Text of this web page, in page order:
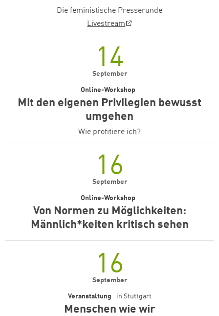
Die feministische Presserunde
Livestream
14
September
Mit den eigenen Privilegien bewusst
umgehen
Online-Workshop
Wie profitiere ich?
16
September
Von Normen zu Möglichkeiten:
Männlich*keiten kritisch sehen
Online-Workshop
16
September
Menschen wie wir
Veranstaltung in Stuttgart